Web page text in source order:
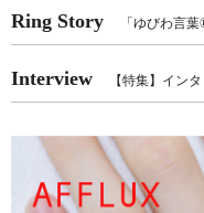
Ring Story 「ゆびわ言
Interview 【特集】イン